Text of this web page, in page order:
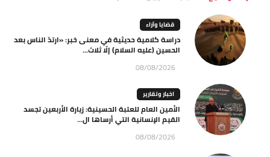
قضايا وآراء
دراسة كلامية حديثية في معنى خبر: «ارتدّ الناس بعد
الحسين (عليه السلام) إلّا ثلاث...
08/08/2026
اخبار وتقارير
الأمين العام للعتبة الحسينية: زيارة الأربعين تجسد
القيم الإنسانية التي أرساها ال...
08/08/2026